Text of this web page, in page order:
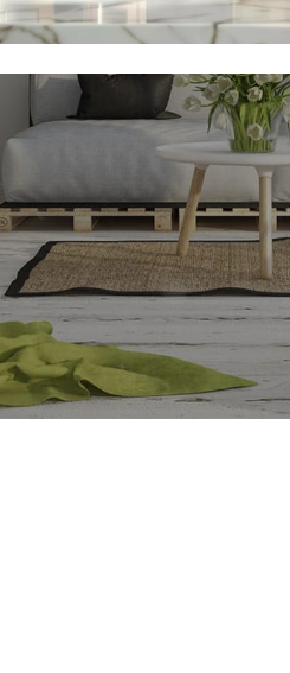
PARFÜM
97 Ürünler
KOKU KESESI
14 Ürünler